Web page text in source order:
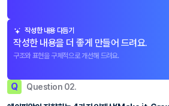
작성한 내용 다듬기
작성한 내용을 더 좋게 만들어 드려요.
구조와 표현을 구체적으로 개선해 드려요.
Q Question 02.